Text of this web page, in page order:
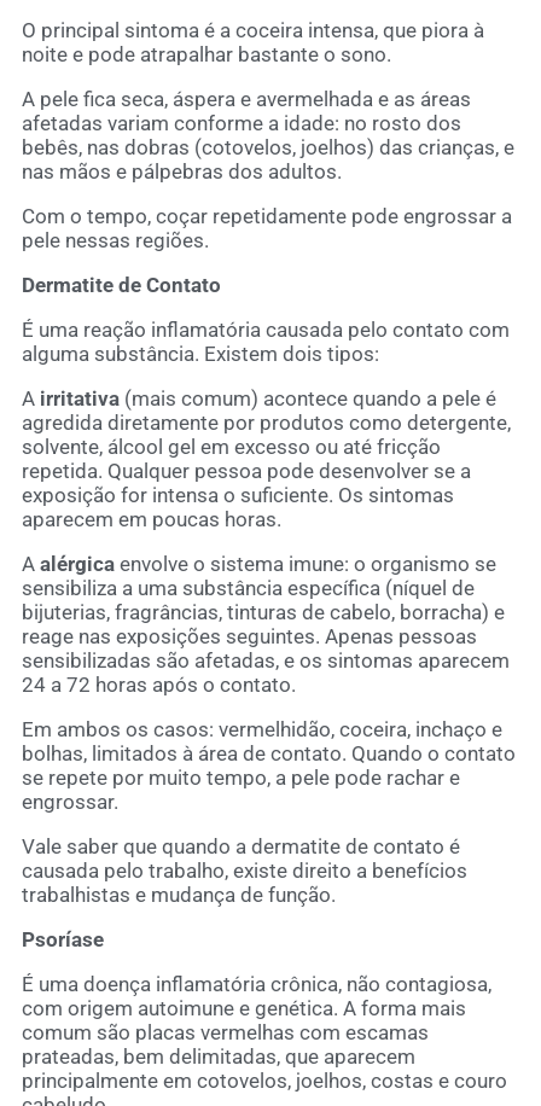
O principal sintoma é a coceira intensa, que piora à
noite e pode atrapalhar bastante o sono.
A pele fica seca, áspera e avermelhada e as áreas
afetadas variam conforme a idade: no rosto dos
bebês, nas dobras (cotovelos, joelhos) das crianças, e
nas mãos e pálpebras dos adultos.
Com o tempo, coçar repetidamente pode engrossar a
pele nessas regiões.
Dermatite de Contato
É uma reação inflamatória causada pelo contato com
alguma substância. Existem dois tipos:
A irritativa (mais comum) acontece quando a pele é
agredida diretamente por produtos como detergente,
solvente, álcool gel em excesso ou até fricção
repetida. Qualquer pessoa pode desenvolver se a
exposição for intensa o suficiente. Os sintomas
aparecem em poucas horas.
A alérgica envolve o sistema imune: o organismo se
sensibiliza a uma substância específica (níquel de
bijuterias, fragrâncias, tinturas de cabelo, borracha) e
reage nas exposições seguintes. Apenas pessoas
sensibilizadas são afetadas, e os sintomas aparecem
24 a 72 horas após o contato.
Em ambos os casos: vermelhidão, coceira, inchaço e
bolhas, limitados à área de contato. Quando o contato
se repete por muito tempo, a pele pode rachar e
engrossar.
Vale saber que quando a dermatite de contato é
causada pelo trabalho, existe direito a benefícios
trabalhistas e mudança de função.
Psoríase
É uma doença inflamatória crônica, não contagiosa,
com origem autoimune e genética. A forma mais
comum são placas vermelhas com escamas
prateadas, bem delimitadas, que aparecem
principalmente em cotovelos, joelhos, costas e couro